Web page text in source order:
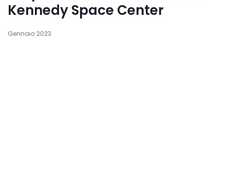
Kennedy Space Center
Gennaio 2023